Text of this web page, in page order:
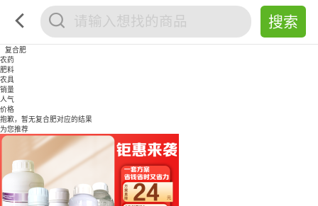
复合肥
农药
肥料
农具
销量
人气
价格
抱歉，暂无复合肥对应的结果
为您推荐